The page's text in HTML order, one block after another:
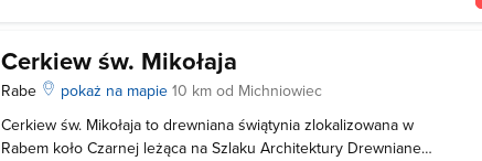
Cerkiew św. Mikołaja
Rabe pokaż na mapie10 km od Michniowiec
Cerkiew św. Mikołaja to drewniana świątynia zlokalizowana w
Rabem koło Czarnej leżąca na Szlaku Architektury Drewnianej.